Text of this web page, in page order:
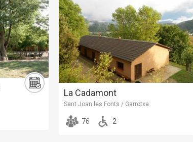
La Cadamont
Sant Joan les Fonts / Garrotxa
76 2